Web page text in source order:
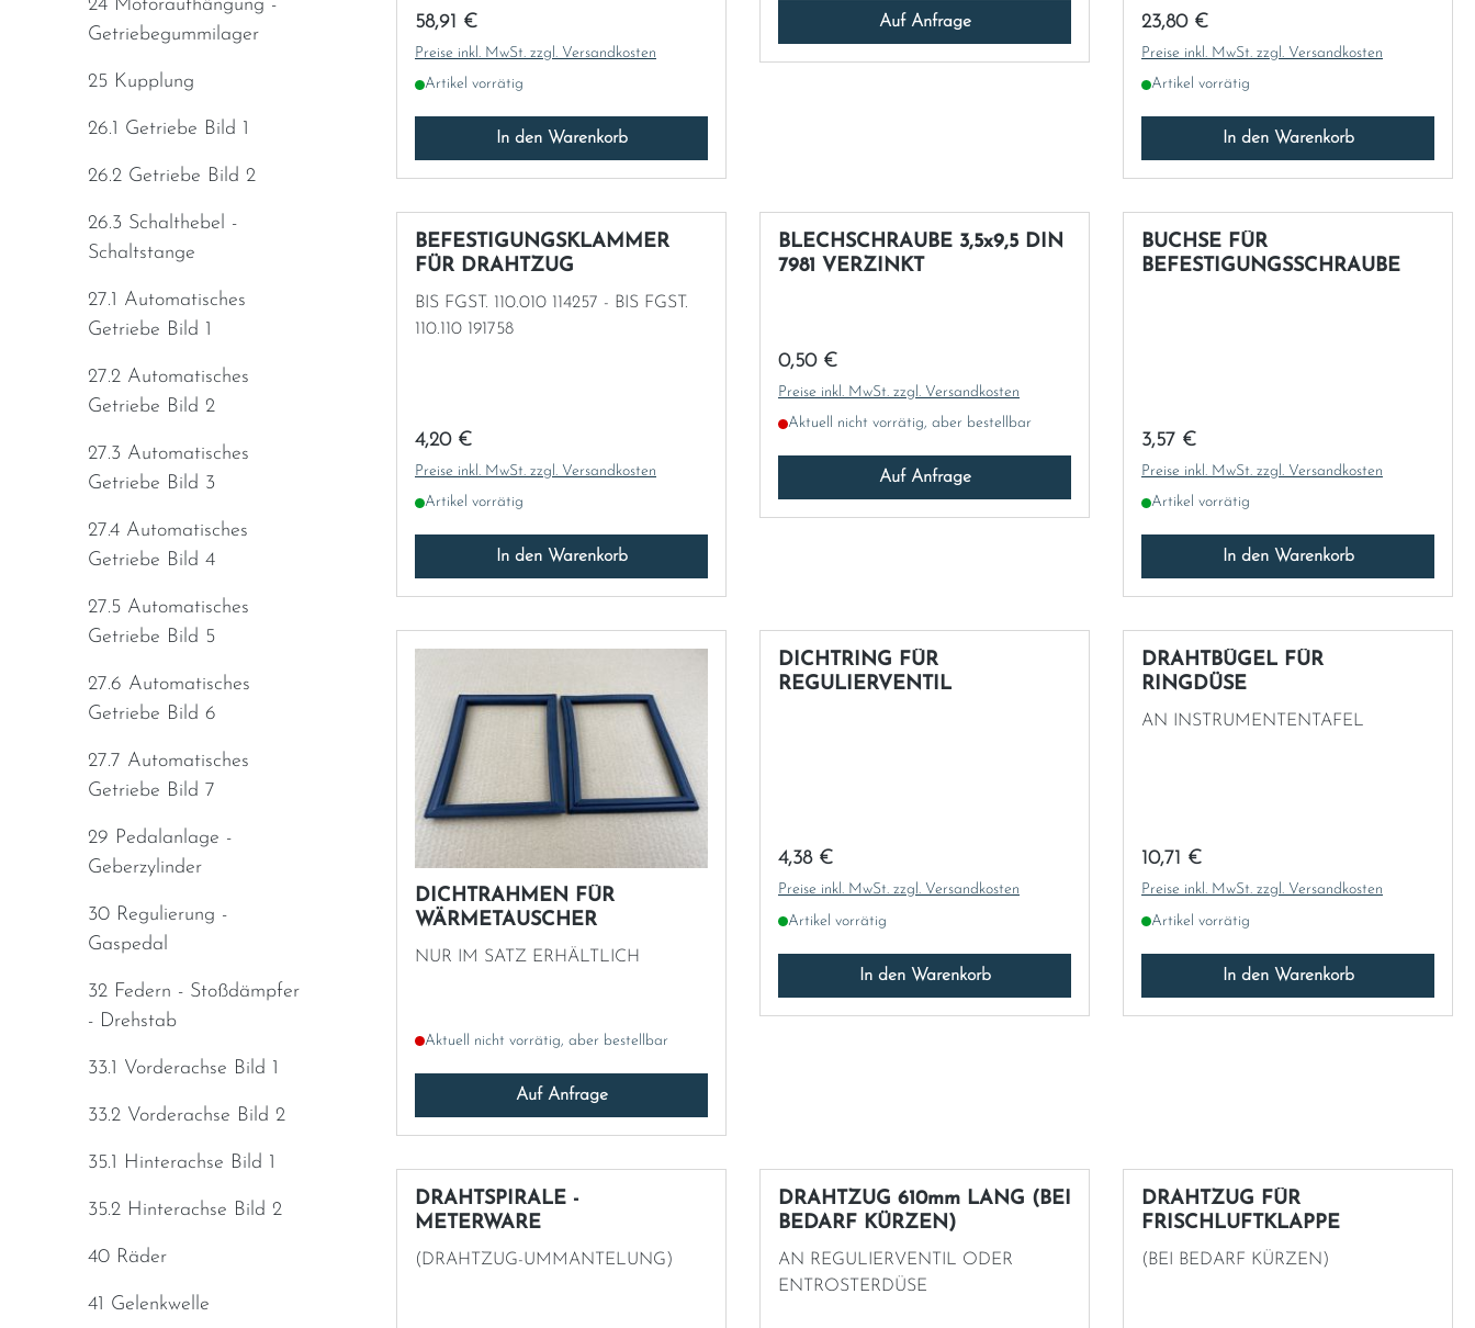
24 Motoraufhängung -
Getriebegummilager
25 Kupplung
26.1 Getriebe Bild 1
26.2 Getriebe Bild 2
26.3 Schalthebel -
Schaltstange
27.1 Automatisches
Getriebe Bild 1
27.2 Automatisches
Getriebe Bild 2
27.3 Automatisches
Getriebe Bild 3
27.4 Automatisches
Getriebe Bild 4
27.5 Automatisches
Getriebe Bild 5
27.6 Automatisches
Getriebe Bild 6
27.7 Automatisches
Getriebe Bild 7
29 Pedalanlage -
Geberzylinder
30 Regulierung -
Gaspedal
32 Federn - Stoßdämpfer
- Drehstab
33.1 Vorderachse Bild 1
33.2 Vorderachse Bild 2
35.1 Hinterachse Bild 1
35.2 Hinterachse Bild 2
40 Räder
41 Gelenkwelle
Regulärer Preis:
58,91 €
Preise inkl. MwSt. zzgl. Versandkosten
Artikel vorrätig
In den Warenkorb
Auf Anfrage
358854 MIT AUSNAHMEN
Regulärer Preis:
23,80 €
Preise inkl. MwSt. zzgl. Versandkosten
Artikel vorrätig
In den Warenkorb
BEFESTIGUNGSKLAMMER
FÜR DRAHTZUG
BIS FGST. 110.010 114257 - BIS FGST.
110.110 191758
Regulärer Preis:
4,20 €
Preise inkl. MwSt. zzgl. Versandkosten
Artikel vorrätig
In den Warenkorb
BLECHSCHRAUBE 3,5x9,5 DIN
7981 VERZINKT
Regulärer Preis:
0,50 €
Preise inkl. MwSt. zzgl. Versandkosten
Aktuell nicht vorrätig, aber bestellbar
Auf Anfrage
BUCHSE FÜR
BEFESTIGUNGSSCHRAUBE
Regulärer Preis:
3,57 €
Preise inkl. MwSt. zzgl. Versandkosten
Artikel vorrätig
In den Warenkorb
DICHTRAHMEN FÜR
WÄRMETAUSCHER
NUR IM SATZ ERHÄLTLICH
Aktuell nicht vorrätig, aber bestellbar
Auf Anfrage
DICHTRING FÜR
REGULIERVENTIL
Regulärer Preis:
4,38 €
Preise inkl. MwSt. zzgl. Versandkosten
Artikel vorrätig
In den Warenkorb
DRAHTBÜGEL FÜR
RINGDÜSE
AN INSTRUMENTENTAFEL
Regulärer Preis:
10,71 €
Preise inkl. MwSt. zzgl. Versandkosten
Artikel vorrätig
In den Warenkorb
DRAHTSPIRALE -
METERWARE
(DRAHTZUG-UMMANTELUNG)
DRAHTZUG 610mm LANG (BEI
BEDARF KÜRZEN)
AN REGULIERVENTIL ODER
ENTROSTERDÜSE
DRAHTZUG FÜR
FRISCHLUFTKLAPPE
(BEI BEDARF KÜRZEN)
Malta
Netherlands
Norway
Poland
Romania
Schweiz
Slovakia
Spain
Sweden
United Kingdom